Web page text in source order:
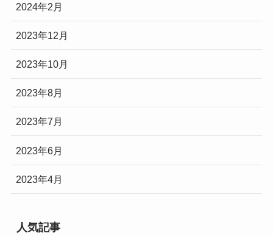
2024年2月
2023年12月
2023年10月
2023年8月
2023年7月
2023年6月
2023年4月
人気記事